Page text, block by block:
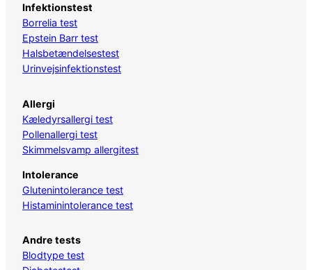
Infektionstest
Borrelia test
Epstein Barr test
Halsbetændelsestest
Urinvejsinfektionstest
Allergi
Kæledyrsallergi test
Pollenallergi test
Skimmelsvamp allergitest
Intolerance
Glutenintolerance test
Histaminintolerance test
Andre tests
Blodtype test